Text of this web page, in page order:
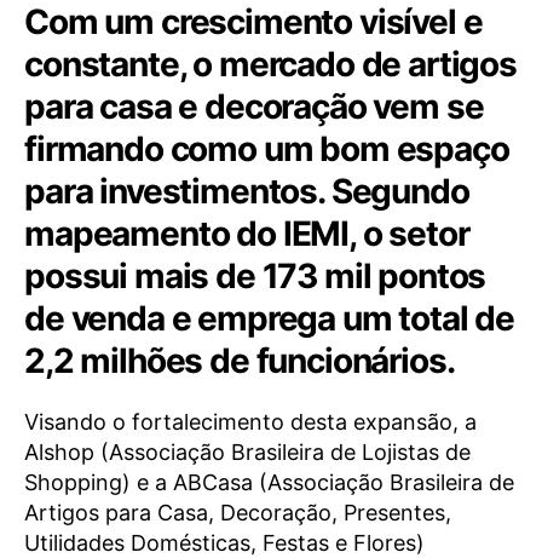
Com um crescimento visível e
constante, o mercado de artigos
para casa e decoração vem se
firmando como um bom espaço
para investimentos. Segundo
mapeamento do IEMI, o setor
possui mais de 173 mil pontos
de venda e emprega um total de
2,2 milhões de funcionários.
Visando o fortalecimento desta expansão, a
Alshop (Associação Brasileira de Lojistas de
Shopping) e a ABCasa (Associação Brasileira de
Artigos para Casa, Decoração, Presentes,
Utilidades Domésticas, Festas e Flores)